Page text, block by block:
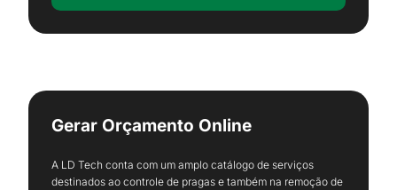
Gerar Orçamento Online
A LD Tech conta com um amplo catálogo de serviços
destinados ao controle de pragas e também na remoção de